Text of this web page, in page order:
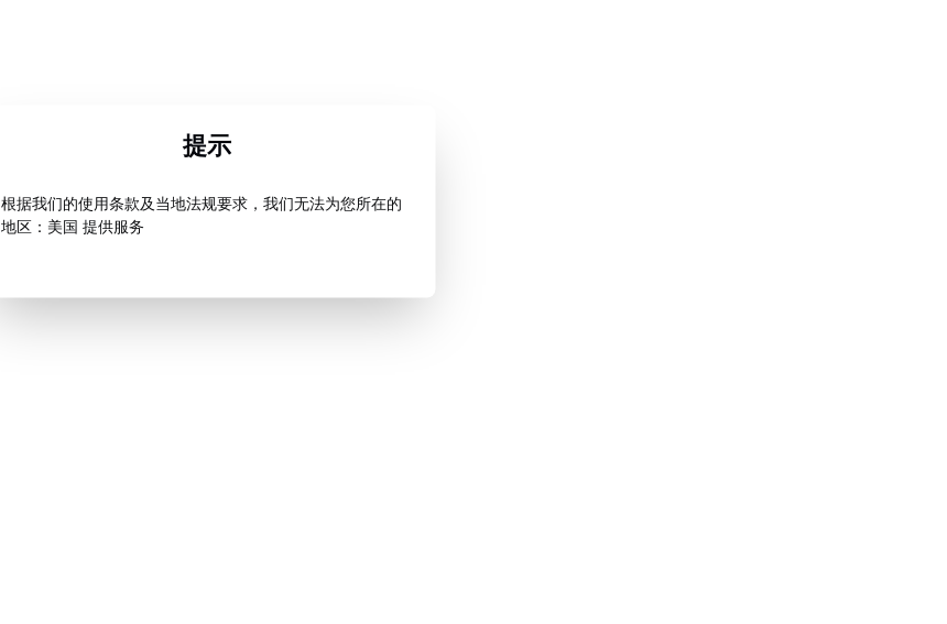
提示
根据我们的使用条款及当地法规要求，我们无法为您所在的
地区：美国 提供服务